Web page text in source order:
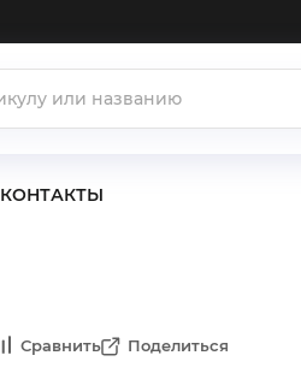
КОНТАКТЫ
Сравнить Поделиться